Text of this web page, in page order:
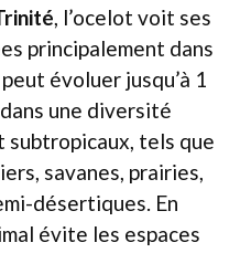
, l’ocelot voit ses
principalement dans
évoluer jusqu’à 1
une diversité
subtropicaux, tels que
savanes, prairies,
désertiques. En
évite les espaces